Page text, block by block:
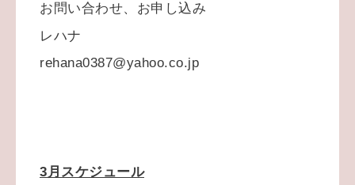
お問い合わせ、お申し込み
レハナ
rehana0387@yahoo.co.jp
3月スケジュール